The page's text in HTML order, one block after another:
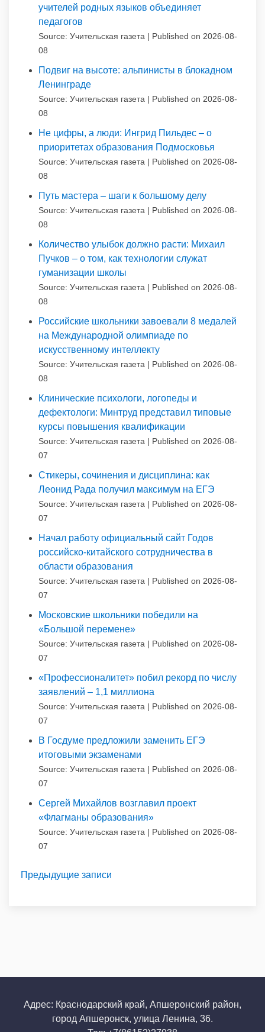
учителей родных языков объединяет
педагогов
Source: Учительская газета
Published on 2026-08-
08
Подвиг на высоте: альпинисты в блокадном
Ленинграде
Source: Учительская газета
Published on 2026-08-
08
Не цифры, а люди: Ингрид Пильдес – о
приоритетах образования Подмосковья
Source: Учительская газета
Published on 2026-08-
08
Путь мастера – шаги к большому делу
Source: Учительская газета
Published on 2026-08-
08
Количество улыбок должно расти: Михаил
Пучков – о том, как технологии служат
гуманизации школы
Source: Учительская газета
Published on 2026-08-
08
Российские школьники завоевали 8 медалей
на Международной олимпиаде по
искусственному интеллекту
Source: Учительская газета
Published on 2026-08-
08
Клинические психологи, логопеды и
дефектологи: Минтруд представил типовые
курсы повышения квалификации
Source: Учительская газета
Published on 2026-08-
07
Стикеры, сочинения и дисциплина: как
Леонид Рада получил максимум на ЕГЭ
Source: Учительская газета
Published on 2026-08-
07
Начал работу официальный сайт Годов
российско-китайского сотрудничества в
области образования
Source: Учительская газета
Published on 2026-08-
07
Московские школьники победили на
«Большой перемене»
Source: Учительская газета
Published on 2026-08-
07
«Профессионалитет» побил рекорд по числу
заявлений – 1,1 миллиона
Source: Учительская газета
Published on 2026-08-
07
В Госдуме предложили заменить ЕГЭ
итоговыми экзаменами
Source: Учительская газета
Published on 2026-08-
07
Сергей Михайлов возглавил проект
«Флагманы образования»
Source: Учительская газета
Published on 2026-08-
07
Предыдущие записи
Адрес: Краснодарский край, Апшеронский район,
город Апшеронск, улица Ленина, 36.